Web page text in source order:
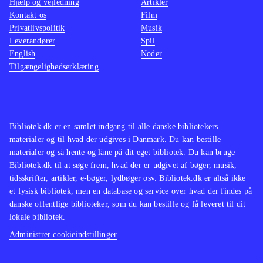
birds trilogy som indeholder alle de
originale baner plus "Rio" og
"Seasons"
Angry birds er stadig et fantastisk
underholdende koncept og med Star
Bibliotek.dk er en samlet indgang til alle danske bibliotekers
materialer og til hvad der udgives i Danmark. Du kan bestille
materialer og så hente og låne på dit eget bibliotek. Du kan bruge
Bibliotek.dk til at søge frem, hvad der er udgivet af bøger, musik,
tidsskrifter, artikler, e-bøger, lydbøger osv. Bibliotek.dk er altså ikke
et fysisk bibliotek, men en database og service over hvad der findes på
danske offentlige biblioteker, som du kan bestille og få leveret til dit
lokale bibliotek.
Administrer cookieindstillinger
Hjælp og vejledning
Kontakt os
Privatlivspolitik
Leverandører
English
Tilgængelighedserklæring
Artikler
Film
Musik
Spil
Noder